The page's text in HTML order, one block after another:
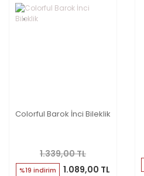
Colorful Barok İnci Bileklik
1.339,00 TL
%19 indirim 1.089,00 TL